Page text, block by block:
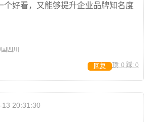
个好看，又能够提升企业品牌知名度
四川
顶: 0 踩: 0
回复
20:31:30